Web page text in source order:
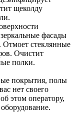
щеколду
фасады
стеклянные
Очистит
полки.
покрытия, полы
нет своего
этом оператору,